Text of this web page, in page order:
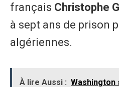
français Christophe
à sept ans de prison
algériennes.
À lire Aussi : Washington